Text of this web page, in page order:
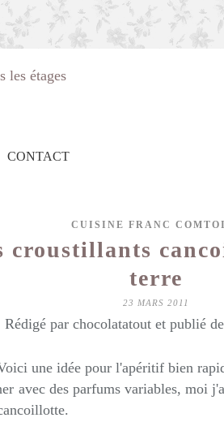
CONTACT
CUISINE FRANC
croustillants
terre
23 MARS 2011
Rédigé par chocolatatout et publié
une idée pour l'apéritif bien
avec des parfums variables, moi